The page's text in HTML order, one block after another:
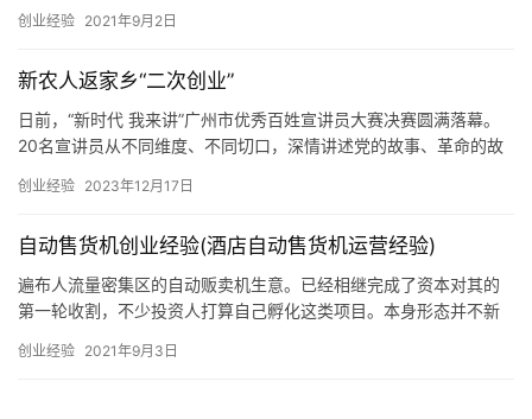
青春斗，如果别的角色出演的是“青春”，那么沈严出演的一定是
将这部剧定位为90后的奋斗，毫无疑问，要所有的人物中，沈
创业经验 2021年9月2日
新农人返家乡“二次创业”
日前，“新时代 我来讲”广州市优秀百姓宣讲员大赛决赛圆满落幕。
20名宣讲员从不同维度、不同切口，深情讲述党的故事、革命的故
创业经验 2023年12月17日
自动售货机创业经验(酒店自动售货机运营经验)
遍布人流量密集区的自动贩卖机生意。已经相继完成了资本对其的
第一轮收割，不少投资人打算自己孵化这类项目。本身形态并不新
是机构投资人，或是一个手握一笔闲钱的个人
创业经验 2021年9月3日